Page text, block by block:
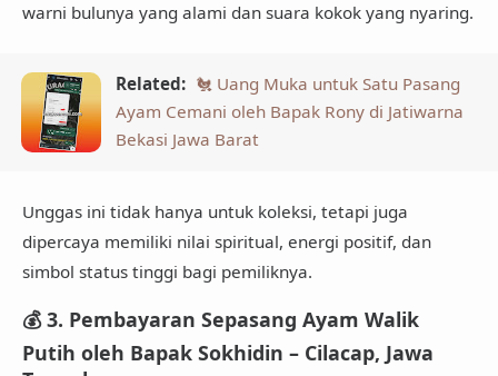
warni bulunya yang alami dan suara kokok yang nyaring.
Related: 🐔 Uang Muka untuk Satu Pasang
Ayam Cemani oleh Bapak Rony di Jatiwarna
Bekasi Jawa Barat
Unggas ini tidak hanya untuk koleksi, tetapi juga
dipercaya memiliki nilai spiritual, energi positif, dan
simbol status tinggi bagi pemiliknya.
💰3. Pembayaran Sepasang Ayam Walik
Putih oleh Bapak Sokhidin – Cilacap, Jawa